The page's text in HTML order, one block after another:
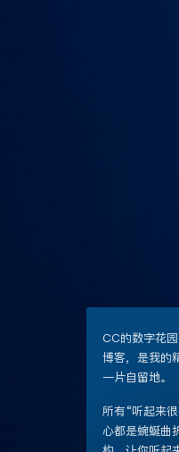
CC的数字花
博客，是我的
一片自留地。
所有“听起来
心都是蜿蜒曲